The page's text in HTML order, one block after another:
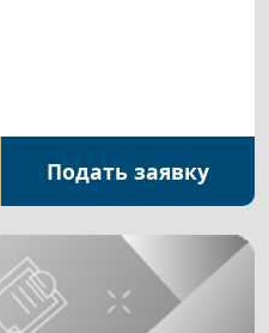
Подать заявку